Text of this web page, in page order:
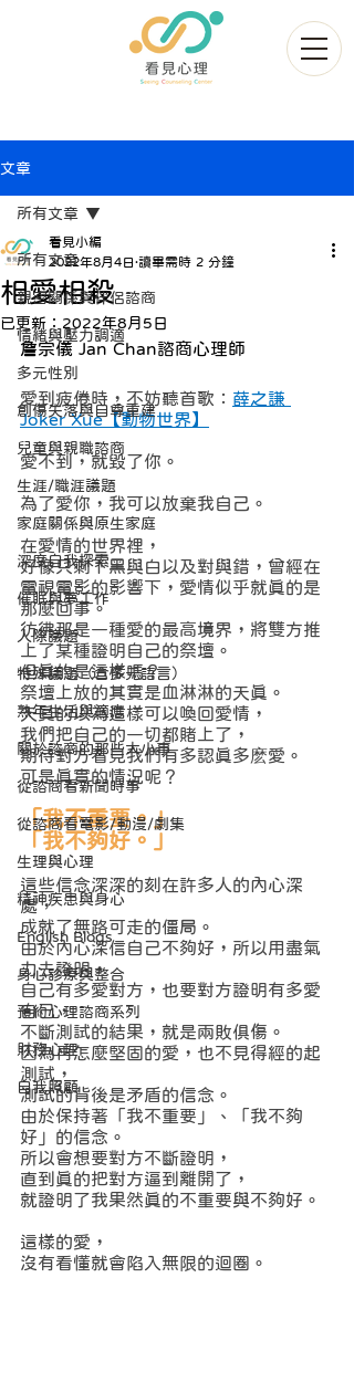
文章
所有文章
親密關係與伴侶諮商
情緒與壓力調適
多元性別
創傷失落與自尊重建
兒童與親職諮商
生涯/職涯議題
家庭關係與原生家庭
深度自我探索
催眠與夢工作
人際議題
特殊議題（含多元語言）
熟年生活與適應
關於諮商的那些大小事
從諮商看新聞時事
從諮商看電影/動漫/劇集
生理與心理
精神疾患與身心
English Blogs
身心診療與整合
預約心理諮商系列
財務心理
自我照顧
所有文章
相愛相殺
看見小編
2022年8月4日 讀畢需時 2 分鐘
已更新： 2022年8月5日
詹宗儀 Jan Chan諮商心理師
愛到疲倦時，不妨聽首歌： 薛之謙
Joker Xue【動物世界】
愛不到，就毀了你。
為了愛你，我可以放棄我自己。
在愛情的世界裡，
好像只剩下黑與白以及對與錯，曾經在
電視電影的影響下，愛情似乎就真的是
那麼回事。
彷彿那是一種愛的最高境界，將雙方推
上了某種證明自己的祭壇。
但真的是這樣嗎？
祭壇上放的其實是血淋淋的天真。
天真的以為這樣可以喚回愛情，
我們把自己的一切都賭上了，
期待對方看見我們有多認真多麽愛。
可是真實的情況呢？
「我不重要。」
「我不夠好。」
這些信念深深的刻在許多人的內心深
處，
成就了無路可走的僵局。
由於內心深信自己不夠好，所以用盡氣
力去證明，
自己有多愛對方，也要對方證明有多愛
自己，
不斷測試的結果，就是兩敗俱傷。
因為再怎麼堅固的愛，也不見得經的起
測試，
測試的背後是矛盾的信念。
由於保持著「我不重要」、「我不夠
好」的信念。
所以會想要對方不斷證明，
直到真的把對方逼到離開了，
就證明了我果然真的不重要與不夠好。
這樣的愛，
沒有看懂就會陷入無限的迴圈。